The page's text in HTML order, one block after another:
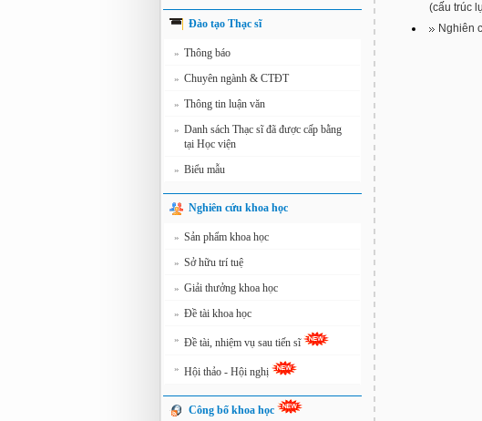
Đào tạo Thạc sĩ
» Thông báo
» Chuyên ngành & CTĐT
» Thông tin luận văn
» Danh sách Thạc sĩ đã được cấp bằng
tại Học viện
» Biểu mẫu
Nghiên cứu khoa học
» Sản phẩm khoa học
» Sở hữu trí tuệ
» Giải thưởng khoa học
» Đề tài khoa học
» Đề tài, nhiệm vụ sau tiến sĩ
» Hội thảo - Hội nghị
Công bố khoa học
(cấu trúc
Nghiên